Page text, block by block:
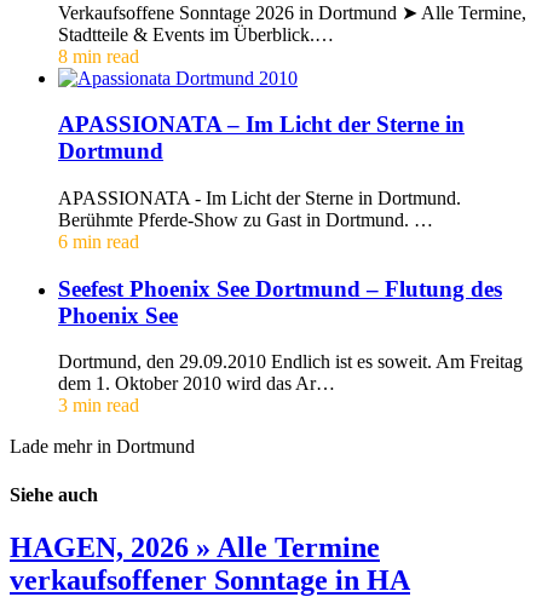
Verkaufsoffene Sonntage 2026 in Dortmund ➤ Alle Termine,
Stadtteile & Events im Überblick.…
8 min read
APASSIONATA – Im Licht der Sterne in
Dortmund
APASSIONATA - Im Licht der Sterne in Dortmund.
Berühmte Pferde-Show zu Gast in Dortmund. …
6 min read
Seefest Phoenix See Dortmund – Flutung des
Phoenix See
Dortmund, den 29.09.2010 Endlich ist es soweit. Am Freitag
dem 1. Oktober 2010 wird das Ar…
3 min read
Lade mehr in Dortmund
Siehe auch
HAGEN, 2026 » Alle Termine
verkaufsoffener Sonntage in HA